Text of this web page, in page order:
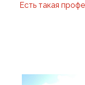
Есть такая